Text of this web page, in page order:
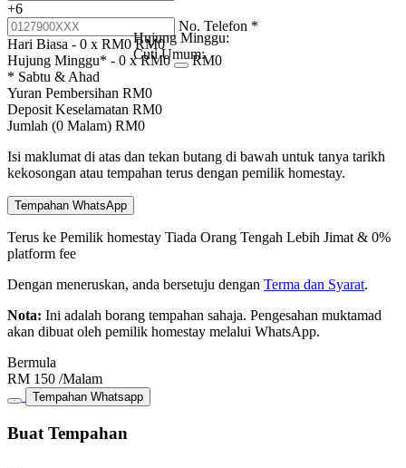
+6
No. Telefon *
Hari Biasa - 0 x RM0 RM0
Hujung Minggu* - 0 x RM0
Hujung Minggu:
Cuti Umum:RM0
* Sabtu & Ahad
Yuran Pembersihan RM0
Deposit Keselamatan RM0
Jumlah (0 Malam) RM0
Isi maklumat di atas dan tekan butang di bawah untuk tanya tarikh
kekosongan atau tempahan terus dengan pemilik homestay.
Tempahan WhatsApp
Terus ke Pemilik homestay Tiada Orang Tengah Lebih Jimat & 0%
platform fee
Dengan meneruskan, anda bersetuju dengan Terma dan Syarat.
Nota: Ini adalah borang tempahan sahaja. Pengesahan muktamad
akan dibuat oleh pemilik homestay melalui WhatsApp.
Bermula
RM 150 /Malam
Tempahan Whatsapp
Buat Tempahan